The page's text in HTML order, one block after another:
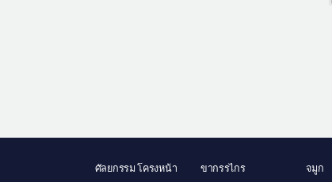
ศัลยกรรม โครงหน้า ขากรรไกร จมูก